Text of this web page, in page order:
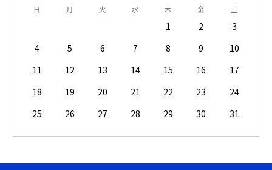
日 月 火 水 木 金 土
1 2
3
4
5 6 7 8 9
10
11
12 13 14 15 16
17
18
19 20 21 22 23
24
25
26 27 28 29 30 31